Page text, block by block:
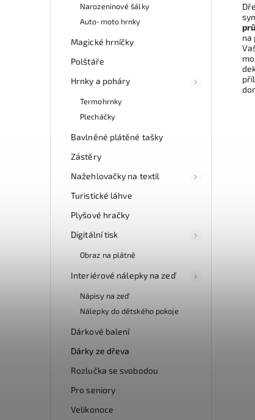
Narozeninové šálky
Auto-moto hrnky
Magické hrníčky
Polštáře
Hrnky a poháry
Termohrnky
Plecháčky
Bavlněné plátěné tašky
Zástěry
Nažehlovačky na textil
Turistické láhve
Plyšové hračky
Digitální tisk
Obraz na plátně
Interiérové nálepky na zeď
Nápisy na zeď
Nálepky do dětského pokoje
Dárkové balení
Dárky ze dřeva
Rozlučka se svobodou
Pro seniory
Velikonoce
na